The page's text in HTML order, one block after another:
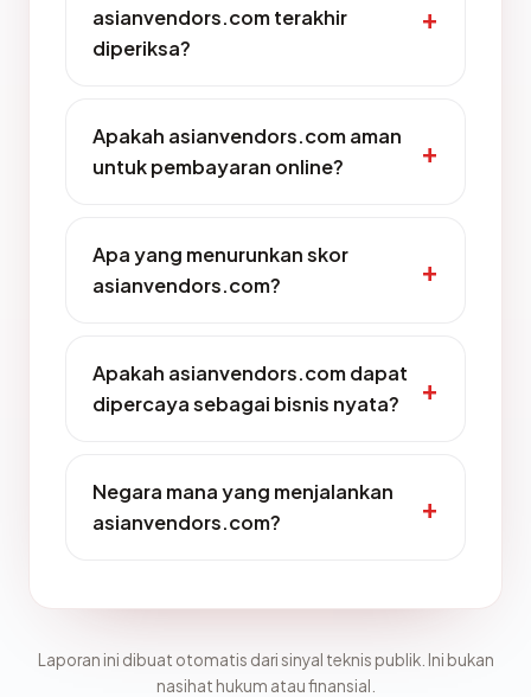
asianvendors.com terakhir
diperiksa?
Apakah asianvendors.com aman
untuk pembayaran online?
Apa yang menurunkan skor
asianvendors.com?
Apakah asianvendors.com dapat
dipercaya sebagai bisnis nyata?
Negara mana yang menjalankan
asianvendors.com?
Laporan ini dibuat otomatis dari sinyal teknis publik. Ini bukan
nasihat hukum atau finansial.